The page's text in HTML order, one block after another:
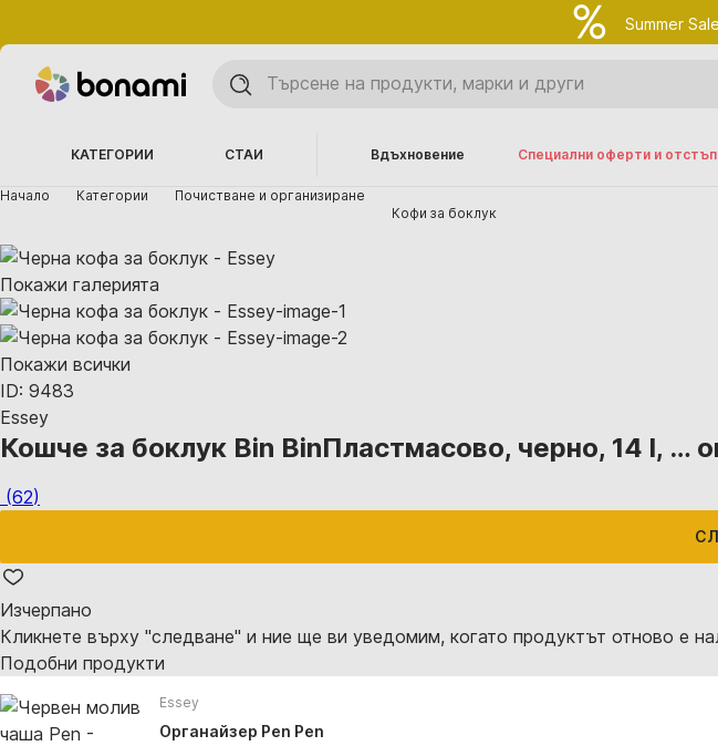
Summer
КАТЕГОРИИ СТАИ Вдъхновение Специални оферти и
Начало Категории
Почистване и организиране
Кофи за боклук
Покажи галерията
Покажи всички
ID: 9483
Essey
Кошче за боклук Bin BinПластмасово, черно, 14 l, …
(62)
Изчерпанo
Кликнете върху "следване" и ние ще ви уведомим, когато продуктът отново е
Подобни продукти
Essey
Органайзер Pen Pen